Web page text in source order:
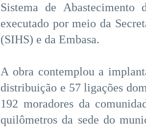
Sistema de
executado por meio da
(SIHS) e da Embasa.
A obra contemplou a
distribuição e 57 ligações
192 moradores da
quilômetros da sede do